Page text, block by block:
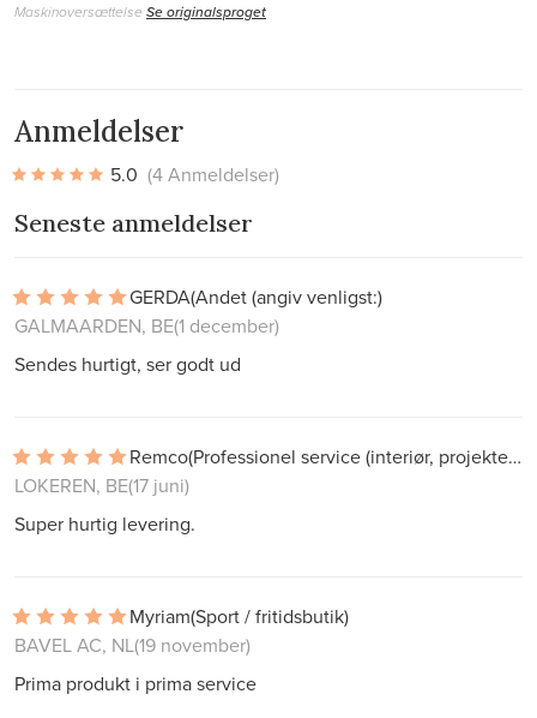
Maskinoversættelse Se originalsproget
Anmeldelser
5.0 (4 Anmeldelser)
Seneste anmeldelser
GERDA(Andet (angiv venligst:)
GALMAARDEN, BE(1 december)
Sendes hurtigt, ser godt ud
Remco
(Professionel service (interiør, projekter))
LOKEREN, BE(17 juni)
Super hurtig levering.
Myriam(Sport / fritidsbutik)
BAVEL AC, NL(19 november)
Prima produkt i prima service